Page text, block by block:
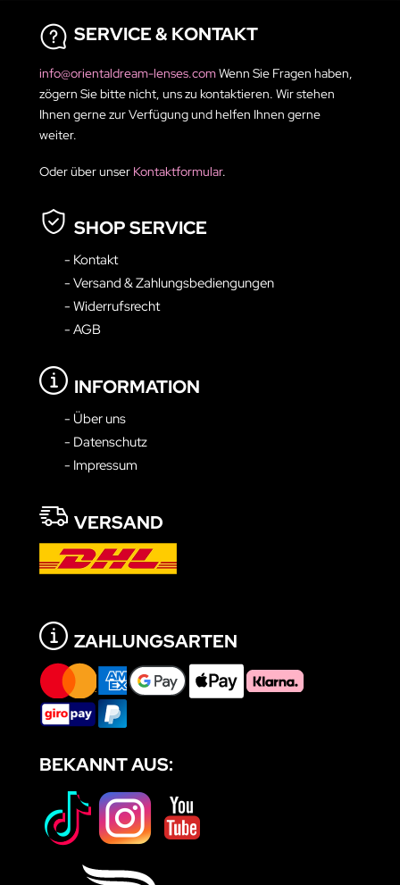
SERVICE & KONTAKT
info@orientaldream-lenses.comWenn Sie Fragen haben,
zögern Sie bitte nicht, uns zu kontaktieren. Wir stehen
Ihnen gerne zur Verfügung und helfen Ihnen gerne
weiter.
Oder über unser Kontaktformular.
SHOP SERVICE
- Kontakt
- Versand & Zahlungsbediengungen
- Widerrufsrecht
- AGB
INFORMATION
- Über uns
- Datenschutz
- Impressum
VERSAND
ZAHLUNGSARTEN
BEKANNT AUS: